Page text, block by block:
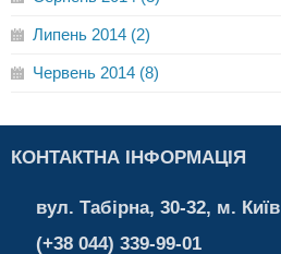
Липень 2014 (2)
Червень 2014 (8)
КОНТАКТНА ІНФОРМАЦІЯ
вул. Табірна, 30-32, м. Київ
(+38 044) 339-99-01